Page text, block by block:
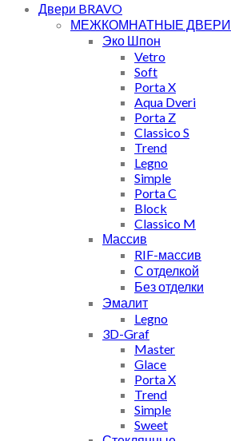
Двери BRAVO
МЕЖКОМНАТНЫЕ ДВЕРИ
Эко Шпон
Vetro
Soft
Porta X
Aqua Dveri
Porta Z
Classico S
Trend
Legno
Simple
Porta C
Block
Classico M
Массив
RIF-массив
С отделкой
Без отделки
Эмалит
Legno
3D-Graf
Master
Glace
Porta X
Trend
Simple
Sweet